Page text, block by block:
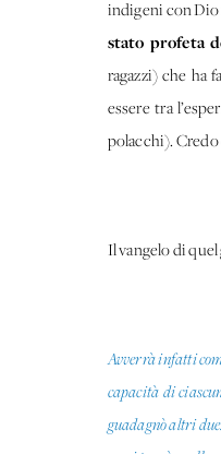
indigeni con Dio
stato profeta
ragazzi) che ha
essere tra
polacchi).
Il vangelo di
Avverrà infatti
capacità di
guadagnò altri